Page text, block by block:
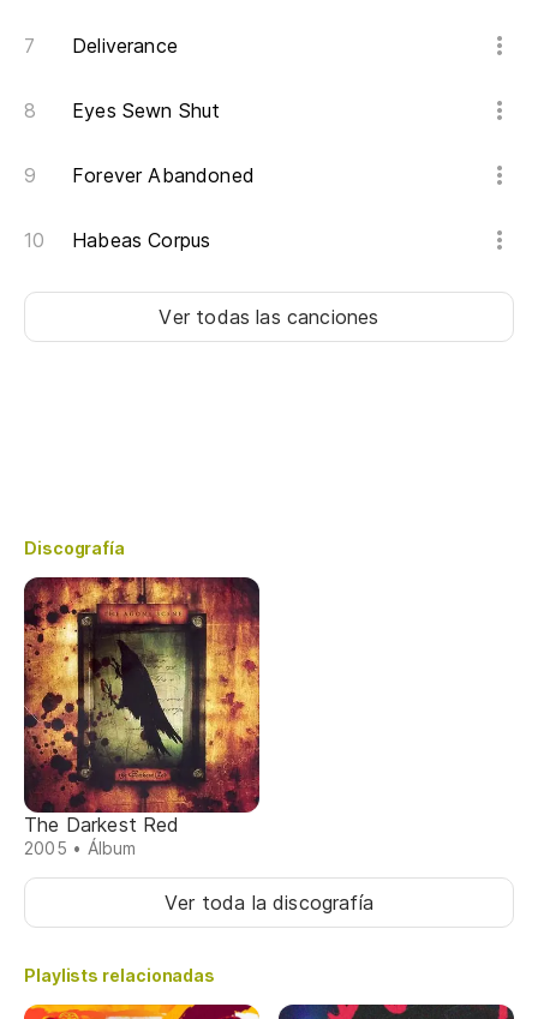
Deliverance
Eyes Sewn Shut
Forever Abandoned
Habeas Corpus
Ver todas las canciones
Discografía
The Darkest Red
2005 • Álbum
Ver toda la discografía
Playlists relacionadas